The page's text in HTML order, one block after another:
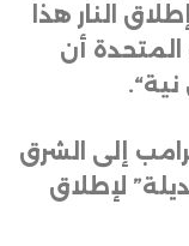
النار هذا
المتحدة أن
“.
إلى الشرق
لإطلاق